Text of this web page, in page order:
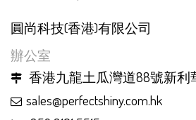
圓尚科技(香港)有限公司
辦公室
香港九龍土瓜灣道88號新利
sales@perfectshiny.com.hk